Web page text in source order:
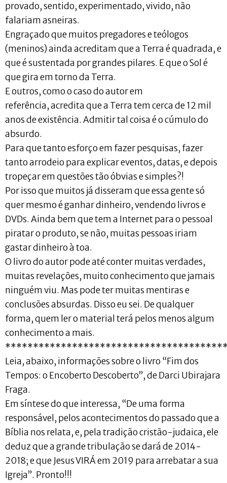
provado, sentido, experimentado, vivido, não
falariam asneiras.
Engraçado que muitos pregadores e teólogos
(meninos) ainda acreditam que a Terra é quadrada, e
que é sustentada por grandes pilares. E que o Sol é
que gira em torno da Terra.
E outros, como o caso do autor em
referência, acredita que a Terra tem cerca de 12 mil
anos de existência. Admitir tal coisa é o cúmulo do
absurdo.
Para que tanto esforço em fazer pesquisas, fazer
tanto arrodeio para explicar eventos, datas, e depois
tropeçar em questões tão óbvias e simples?!
Por isso que muitos já disseram que essa gente só
quer mesmo é ganhar dinheiro, vendendo livros e
DVDs. Ainda bem que tem a Internet para o pessoal
piratar o produto, se não, muitas pessoas iriam
gastar dinheiro à toa.
O livro do autor pode até conter muitas verdades,
muitas revelações, muito conhecimento que jamais
ninguém viu. Mas pode ter muitas mentiras e
conclusões absurdas. Disso eu sei. De qualquer
forma, quem ler o material terá pelos menos algum
conhecimento a mais.
Leia, abaixo, informações sobre o livro “Fim dos
Tempos: o Encoberto Descoberto”, de Darci Ubirajara
Fraga.
Em síntese do que interessa, “De uma forma
responsável, pelos acontecimentos do passado que a
Bíblia nos relata, e, pela tradição cristão-judaica, ele
deduz que a grande tribulação se dará de 2014-
2018; e que Jesus VIRÁ em 2019 para arrebatar a sua
Igreja”. Pronto!!!